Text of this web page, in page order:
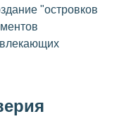
"островков